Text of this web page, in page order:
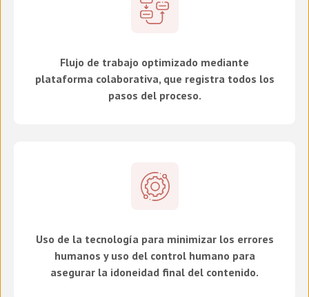
Flujo de trabajo optimizado mediante
plataforma colaborativa, que registra todos los
pasos del proceso.
Uso de la tecnología para minimizar los errores
humanos y uso del control humano para
asegurar la idoneidad final del contenido.